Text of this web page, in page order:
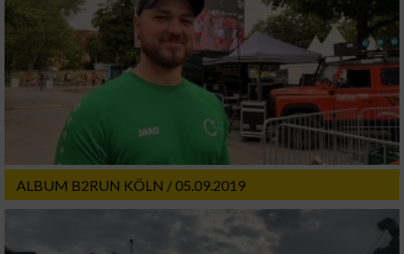
ALBUM B2RUN KÖLN / 05.09.2019